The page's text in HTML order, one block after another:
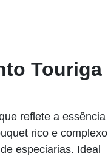
Touriga
reflete a essência
rico e complexo
especiarias. Ideal